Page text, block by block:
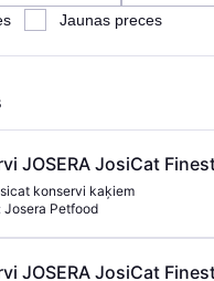
Jaunas preces
JOSERA JosiCat
konservi kaķiem
Josera Petfood
JOSERA JosiCat